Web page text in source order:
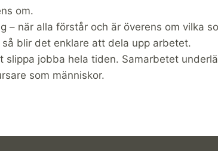
om.
– när alla förstår och är överens om vilka
blir det enklare att dela upp arbetet.
slippa jobba hela tiden. Samarbetet
som människor.